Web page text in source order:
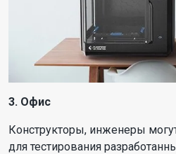
3. Офис
Конструкторы, инженеры
для тестирования